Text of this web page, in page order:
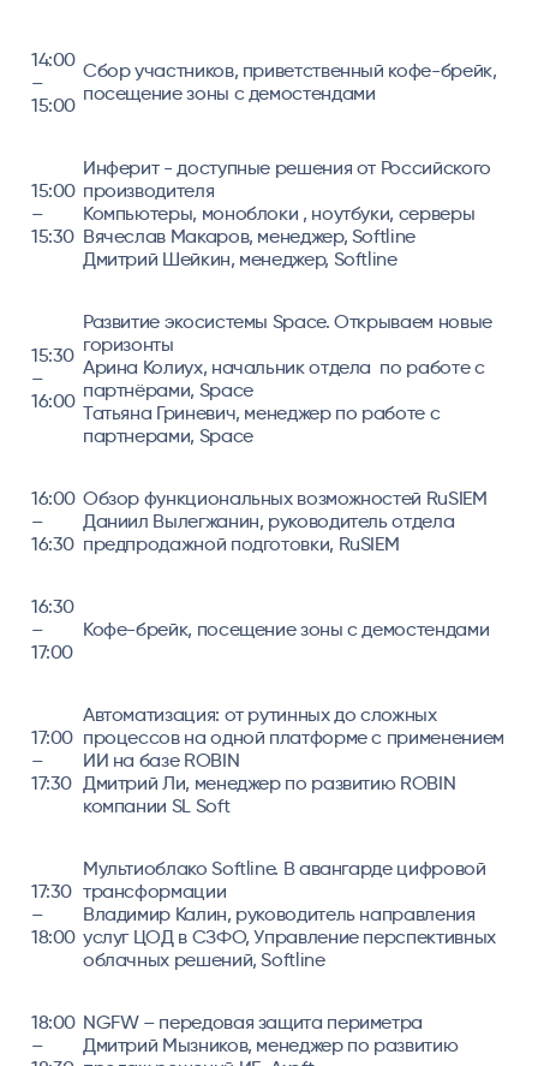
14:00
–
15:00
Сбор участников, приветственный кофе-брейк,
посещение зоны с демостендами
15:00
–
15:30
Инферит - доступные решения от Российского
производителя
Компьютеры, моноблоки , ноутбуки, серверы
Вячеслав Макаров, менеджер, Softline
Дмитрий Шейкин, менеджер, Softline
15:30
–
16:00
Развитие экосистемы Space. Открываем новые
горизонты
Арина Колиух, начальник отдела по работе с
партнёрами, Space
Татьяна Гриневич, менеджер по работе с
партнерами, Space
16:00
–
16:30
Обзор функциональных возможностей RuSIEM
Даниил Вылегжанин, руководитель отдела
предпродажной подготовки, RuSIEM
16:30
–
17:00
Кофе-брейк, посещение зоны с демостендами
17:00
–
17:30
Автоматизация: от рутинных до сложных
процессов на одной платформе с применением
ИИ на базе ROBIN
Дмитрий Ли, менеджер по развитию ROBIN
компании SL Soft
17:30
–
18:00
Мультиоблако Softline. В авангарде цифровой
трансформации
Владимир Калин, руководитель направления
услуг ЦОД в СЗФО, Управление перспективных
облачных решений, Softline
18:00
–
NGFW – передовая защита периметра
Дмитрий Мызников, менеджер по развитию